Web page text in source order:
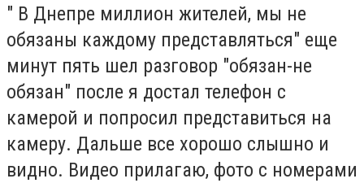
" В Днепре миллион жителей, мы не
обязаны каждому представляться" еще
минут пять шел разговор "обязан-не
обязан" после я достал телефон с
камерой и попросил представиться на
камеру. Дальше все хорошо слышно и
видно. Видео прилагаю, фото с номерами